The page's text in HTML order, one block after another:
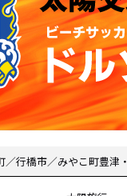
／行橋市／みやこ町豊